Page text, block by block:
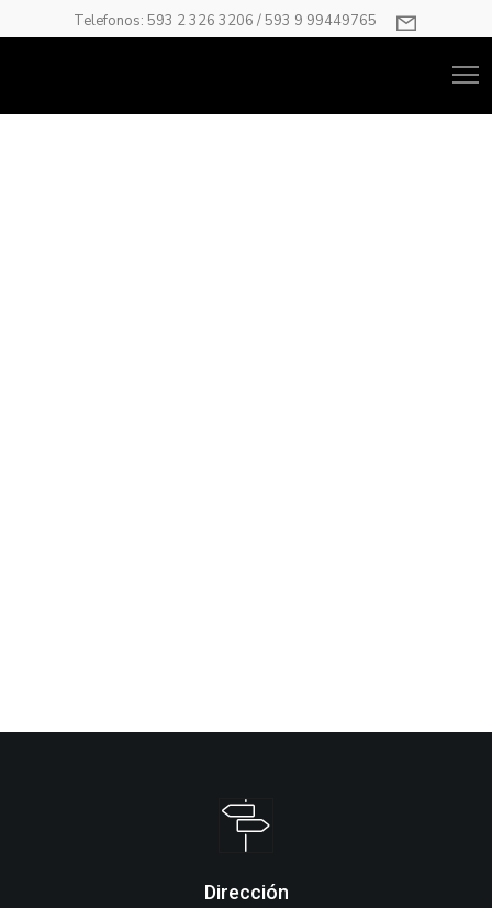
Telefonos: 593 2 326 3206 / 593 9 99449765
Dirección